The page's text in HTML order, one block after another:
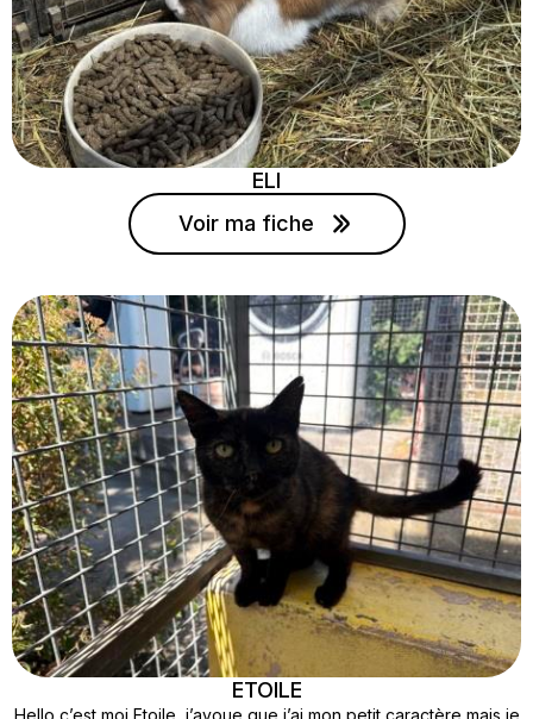
ELI
Voir ma fiche
ETOILE
Hello c’est moi Etoile, j’avoue que j’ai mon petit caractère mais je